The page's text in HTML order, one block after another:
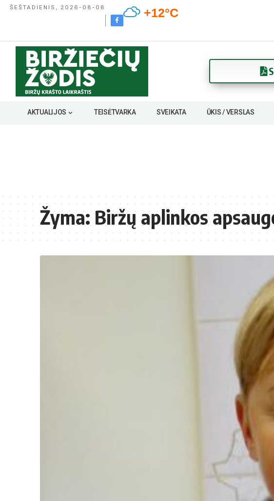
ŠEŠTADIENIS, 2026-08-08 +12°C
AKTUALIJOS TEISĖTVARKA SVEIKATA ŪKIS / VERSLAS
Žyma:Biržų aplinkos